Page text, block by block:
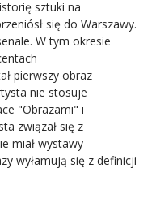
sztuki na
się do Warszawy.
W tym okresie
pierwszy obraz
nie stosuje
"Obrazami" i
związał się z
miał wystawy
wyłamują się z definicji